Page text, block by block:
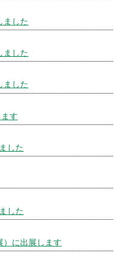
ました
ました
ました
す
した
した
）に出展します